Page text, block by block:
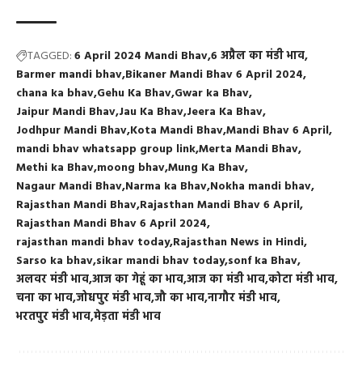
TAGGED:6 April 2024 Mandi Bhav6 अप्रैल का मंडी भाव
Barmer mandi bhav Bikaner Mandi Bhav 6 April 2024
chana ka bhav Gehu Ka Bhav Gwar ka Bhav
Jaipur Mandi Bhav Jau Ka Bhav Jeera Ka Bhav
Jodhpur Mandi Bhav Kota Mandi BhavMandi Bhav 6 April
mandi bhav whatsapp group linkMerta Mandi Bhav
Methi ka Bhav moong bhavMung Ka Bhav
Nagaur Mandi Bhav Narma ka Bhav Nokha mandi bhav
Rajasthan Mandi Bhav Rajasthan Mandi Bhav 6 April
Rajasthan Mandi Bhav 6 April 2024
rajasthan mandi bhav today Rajasthan News in Hindi
Sarso ka bhav sikar mandi bhav today sonf ka Bhav
अलवर मंडी भावआज का गेहूं का भावआज का मंडी भावकोटा मंडी भाव
चना का भावजोधपुर मंडी भावजौ का भावनागौर मंडी भाव
भरतपुर मंडी भावमेड़ता मंडी भाव